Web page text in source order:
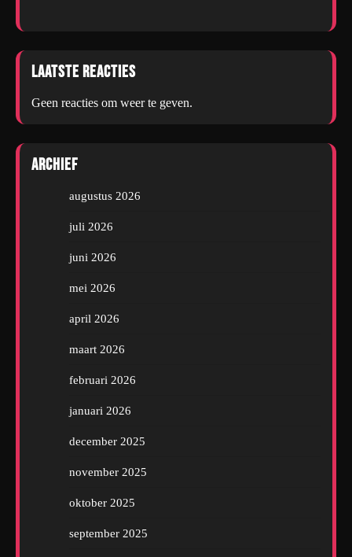
Laatste reacties
Geen reacties om weer te geven.
Archief
augustus 2026
juli 2026
juni 2026
mei 2026
april 2026
maart 2026
februari 2026
januari 2026
december 2025
november 2025
oktober 2025
september 2025